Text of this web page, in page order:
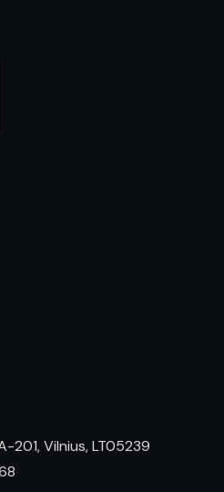
201, Vilnius, LT05239